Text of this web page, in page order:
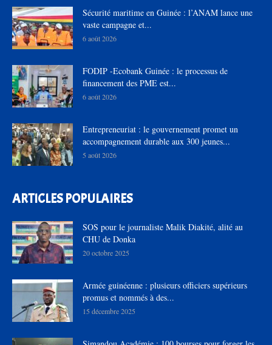
Sécurité maritime en Guinée : l’ANAM lance une
vaste campagne et...
6 août 2026
FODIP -Ecobank Guinée : le processus de
financement des PME est...
6 août 2026
Entrepreneuriat : le gouvernement promet un
accompagnement durable aux 300 jeunes...
5 août 2026
ARTICLES POPULAIRES
SOS pour le journaliste Malik Diakité, alité au
CHU de Donka
20 octobre 2025
Armée guinéenne : plusieurs officiers supérieurs
promus et nommés à des...
15 décembre 2025